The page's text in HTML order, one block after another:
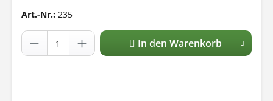
Art.-Nr.: 235
In den Warenkorb